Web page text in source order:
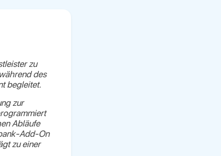
zu
des
begleitet.
zur
Abläufe
Add-On
zu einer